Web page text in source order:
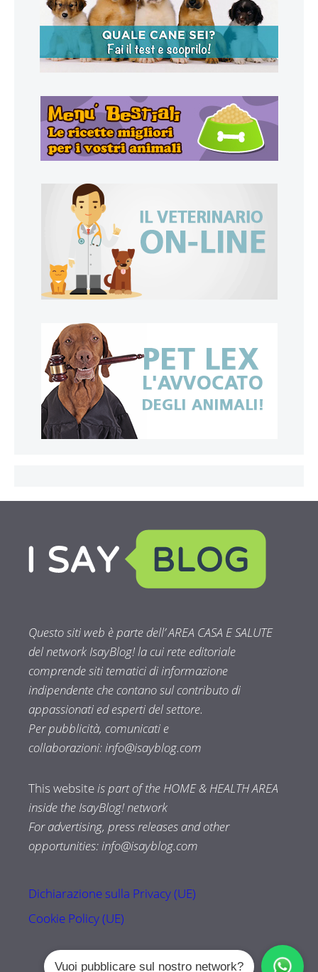
Questo siti web è parte dell’ AREA CASA E SALUTE
del network IsayBlog! la cui rete editoriale
comprende siti tematici di informazione
indipendente che contano sul contributo di
appassionati ed esperti del settore.
Per pubblicità, comunicati e
collaborazioni:info@isayblog.com
This websiteis part of the HOME & HEALTH AREA
inside the IsayBlog! network
For advertising, press releases and other
opportunities:info@isayblog.com
Dichiarazione sulla Privacy (UE)
Cookie Policy (UE)
Vuoi pubblicare sul nostro network?